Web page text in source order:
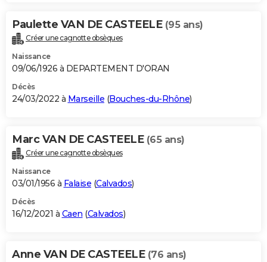
Paulette VAN DE CASTEELE (95 ans)
Créer une cagnotte obsèques
Naissance
09/06/1926 à DEPARTEMENT D'ORAN
Décès
24/03/2022 à Marseille (Bouches-du-Rhône)
Marc VAN DE CASTEELE (65 ans)
Créer une cagnotte obsèques
Naissance
03/01/1956 à Falaise (Calvados)
Décès
16/12/2021 à Caen (Calvados)
Anne VAN DE CASTEELE (76 ans)